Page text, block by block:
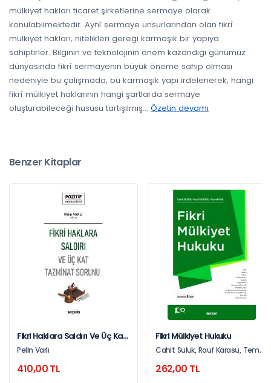
mülkiyet hakları ticaret şirketlerine sermaye olarak
konulabilmektedir. Aynî sermaye unsurlarından olan fikrî
mülkiyet hakları, nitelikleri gereği karmaşık bir yapıya
sahiptirler. Bilginin ve teknolojinin önem kazandığı günümüz
dünyasında fikrî sermayenin büyük öneme sahip olması
nedeniyle bu çalışmada, bu karmaşık yapı irdelenerek; hangi
fikrî mülkiyet haklarının hangi şartlarda sermaye
oluşturabileceği hususu tartışılmış... Özetin devamı
Benzer Kitaplar
Fikri Haklara Saldırı Ve Üç Kat
Tazminat Sorunu – Pozitif
Pelin Varlı
410,00 TL
Fikri Mülkiyet Hukuku
Cahit Suluk, Rauf Karasu, Temel
262,00 TL